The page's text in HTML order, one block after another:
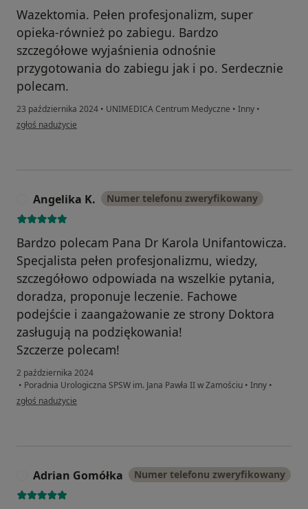
Wazektomia. Pełen profesjonalizm, super
opieka-również po zabiegu. Bardzo
szczegółowe wyjaśnienia odnośnie
przygotowania do zabiegu jak i po. Serdecznie
polecam.
23 października 2024 • UNIMEDICA Centrum Medyczne • Inny •
w opinii użytkownika Tomasz
zgłoś nadużycie
Angelika K. Numer telefonu zweryfikowany
Bardzo polecam Pana Dr Karola Unifantowicza.
Specjalista pełen profesjonalizmu, wiedzy,
szczegółowo odpowiada na wszelkie pytania,
doradza, proponuje leczenie. Fachowe
podejście i zaangażowanie ze strony Doktora
zasługują na podziękowania!
Szczerze polecam!
2 października 2024
• Poradnia Urologiczna SPSW im. Jana Pawła II w Zamościu • Inny •
w opinii użytkownika Angelika K.
zgłoś nadużycie
Adrian Gomółka Numer telefonu zweryfikowany